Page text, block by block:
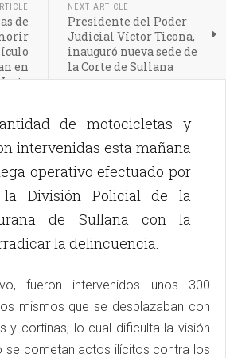
de
en
NEXT ARTICLE
Presidente del Poder
Judicial Víctor Ticona,
inauguró nueva sede de
la Corte de Sullana
de motocicletas y
intervenidas esta mañana
operativo efectuado por
División Policial de la
de Sullana con la
la delincuencia.
fueron intervenidos unos 300
mismos que se desplazaban con
y cortinas, lo cual dificulta la visión
se cometan actos ilícitos contra los